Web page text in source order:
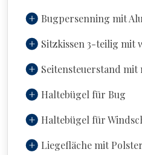
Bugpersenning mit
Sitzkissen 3-teilig mit
Seitensteuerstand
Haltebügel für Bug
Haltebügel für
Liegefläche mit